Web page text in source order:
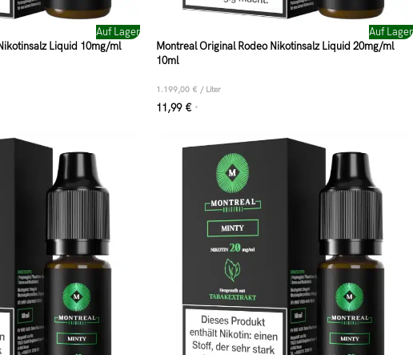
Auf Lager
Liquid 10mg/ml
Auf Lager
Montreal Original Rodeo Nikotinsalz Liquid 20mg/ml
10ml
1.199,00 € / Liter
11,99 € *